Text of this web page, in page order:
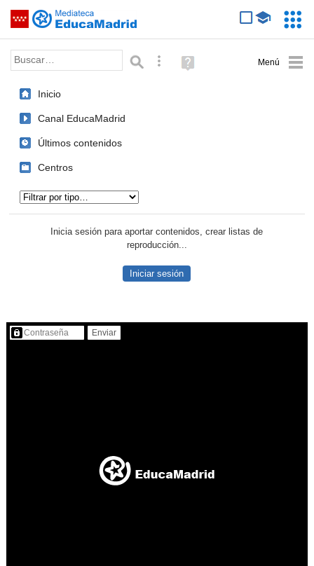
Saltar navegación
Palabra o frase: Búsqueda avanzada
Ayuda
(en
Inicio
Canal EducaMadrid
Últimos contenidos
Centros
Inicia sesión para aportar contenidos, crear listas de
reproducción...
Iniciar sesión
Contenido protegido…